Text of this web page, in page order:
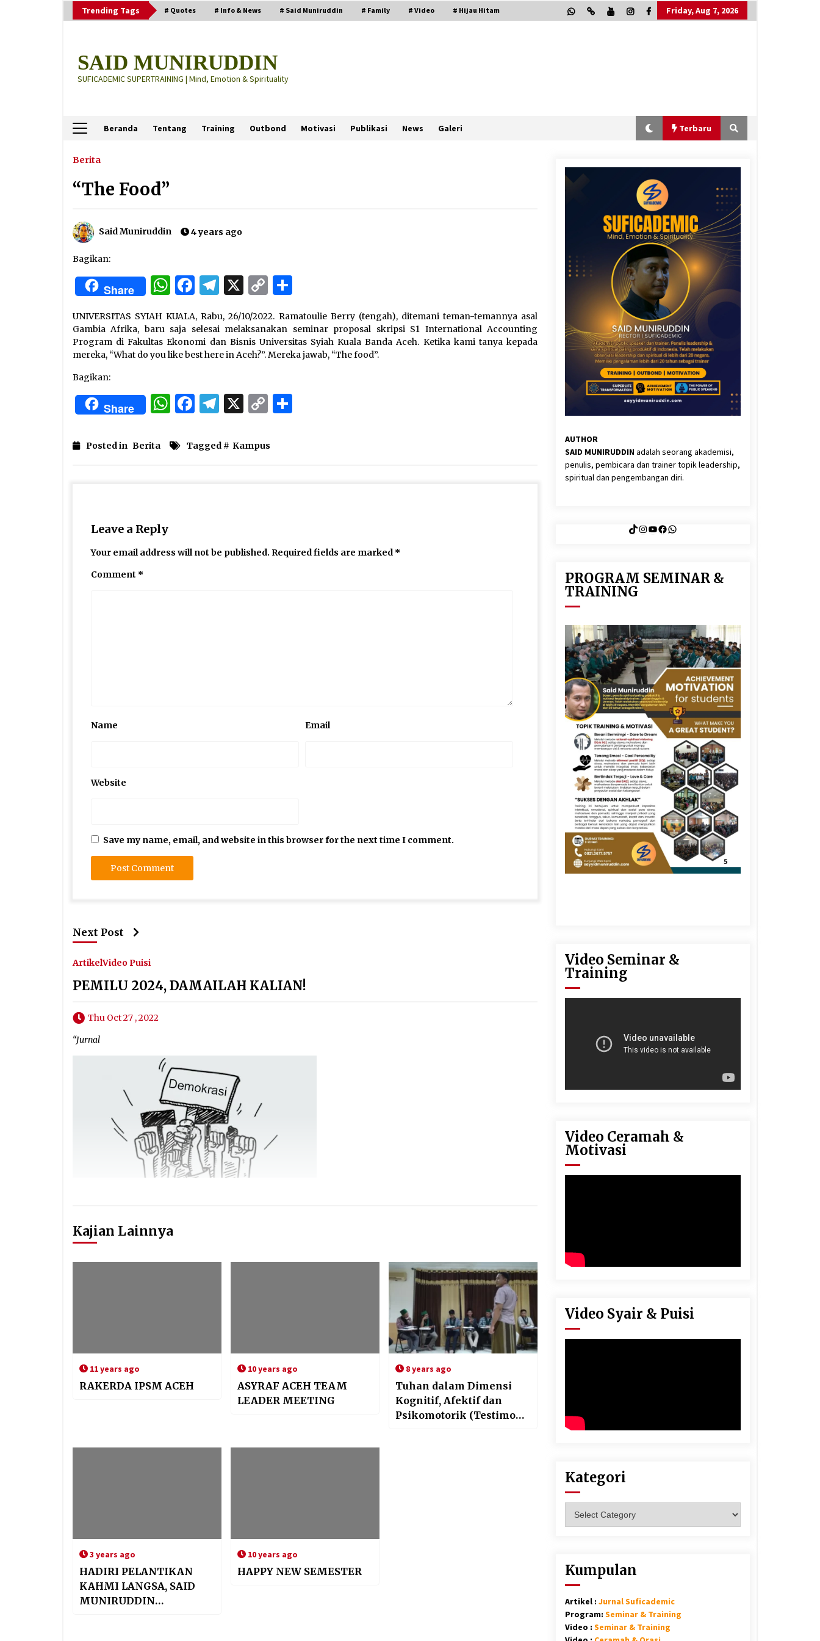
to
Trending Tags # Quotes # Info & News # Said Muniruddin # Family # Video # Hijau Hitam Friday, Aug 7, 2026
SAID MUNIRUDDIN
SUFICADEMIC SUPERTRAINING | Mind, Emotion & Spirituality
Beranda Tentang Training Outbond Motivasi Publikasi News Galeri Terbaru
Terbaru
“Thuma’ninah”: Cara Agama
“One Piece”, Cara Barat Mengejar
2 months ago
3 months ago
“Allahukrasi”: The Power of
Management!
3 months ago
Menjadi Manusia Visioner dan
Beretika
3 months ago
3 months ago
Said Muniruddin Latih Mental dan
Spiritual 80 Siswa YPHC
3 months ago
4 months ago
Eksistensi Iran dalam Tiga Ayat:
Memahami Aliansi Yahudi dan
Kristen dalam Dinamika Nubuwwat
4 months ago
Berita
“The Food”
Said Muniruddin 4 years ago
Bagikan:
Share WhatsApp
Facebook
Telegram
X Copy
UNIVERSITAS SYIAH KUALA, Rabu, 26/10/2022. Ramatoulie Berry (tengah), ditemani teman-temannya asal
Gambia Afrika, baru saja selesai melaksanakan seminar proposal skripsi S1 International Accounting
Program di Fakultas Ekonomi dan Bisnis Universitas Syiah Kuala Banda Aceh. Ketika kami tanya kepada
mereka, “What do you like best here in Aceh?”. Mereka jawab, “The food”.
Bagikan:
Share WhatsApp
Facebook
Telegram
X Copy
Posted in Berita Tagged # Kampus
Leave a Reply
Your email address will not be published. Required fields are marked *
Comment *
Name Email
Website
Save my name, email, and website in this browser for the next time I comment.
Next Post
ArtikelVideo Puisi
PEMILU 2024, DAMAILAH KALIAN!
Thu Oct 27 , 2022
“Jurnal
Kajian Lainnya
11 years ago
RAKERDA IPSM ACEH
10 years ago
ASYRAF ACEH TEAM
LEADER MEETING
8 years ago
Tuhan dalam Dimensi
Kognitif, Afektif dan
Psikomotorik (Testimoni
3 years ago
HADIRI PELANTIKAN
KAHMI LANGSA, SAID
MUNIRUDDIN
10 years ago
HAPPY NEW SEMESTER
AUTHOR
SAID MUNIRUDDINadalah seorang akademisi,
penulis, pembicara dan trainer topik leadership,
spiritual dan pengembangan diri.
TikTok
Instagram
YouTube
Facebook
WhatsApp
PROGRAM SEMINAR &
TRAINING
Video Seminar &
Training
Video Ceramah &
Motivasi
Video Syair & Puisi
Kategori
Kumpulan
Artikel : Jurnal Suficademic
Program: Seminar & Training
Video : Seminar & Training